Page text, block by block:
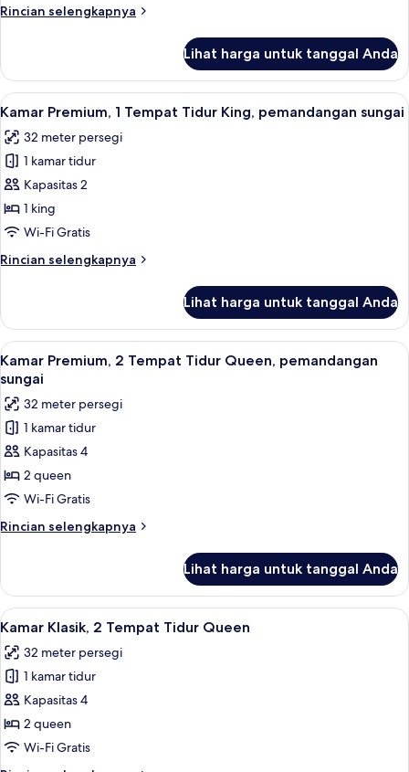
Tidur
Rincian selengkapnya
Rincian
Kamar
Klasik,
1
Tidur
King
Lihat harga untuk tanggal Anda
Lihat
semua
foto
untuk
Kamar
Premium,
1
Tidur
sungai
Kamar Premium, 1 Tempat Tidur
4
Kamar Premium, 1 Tempat Tidur King, pemandangan sungai
32 meter persegi
1 kamar tidur
Kapasitas 2
1 king
Wi-Fi Gratis
Rincian selengkapnya
Rincian
Kamar
Premium,
1
Tempat
Tidur
King,
pemandangan
sungai
Lihat harga untuk tanggal Anda
Lihat
semua
foto
untuk
Kamar
Premium,
2
Tempat
Tidur
Queen,
sungai
Kamar Premium, 2 Tempat Tidur
3
Kamar Premium, 2 Tempat Tidur Queen, pemandangan
sungai
32 meter persegi
1 kamar tidur
Kapasitas 4
2 queen
Wi-Fi Gratis
Rincian selengkapnya
Rincian
Kamar
Premium,
2
Tidur
Queen,
sungai
Lihat harga untuk tanggal Anda
Lihat
semua
foto
untuk
Kamar
Klasik,
2
1 kamar tidur, seprai katun Mesir,
3
Kamar Klasik, 2 Tempat Tidur Queen
32 meter persegi
1 kamar tidur
Kapasitas 4
2 queen
Wi-Fi Gratis